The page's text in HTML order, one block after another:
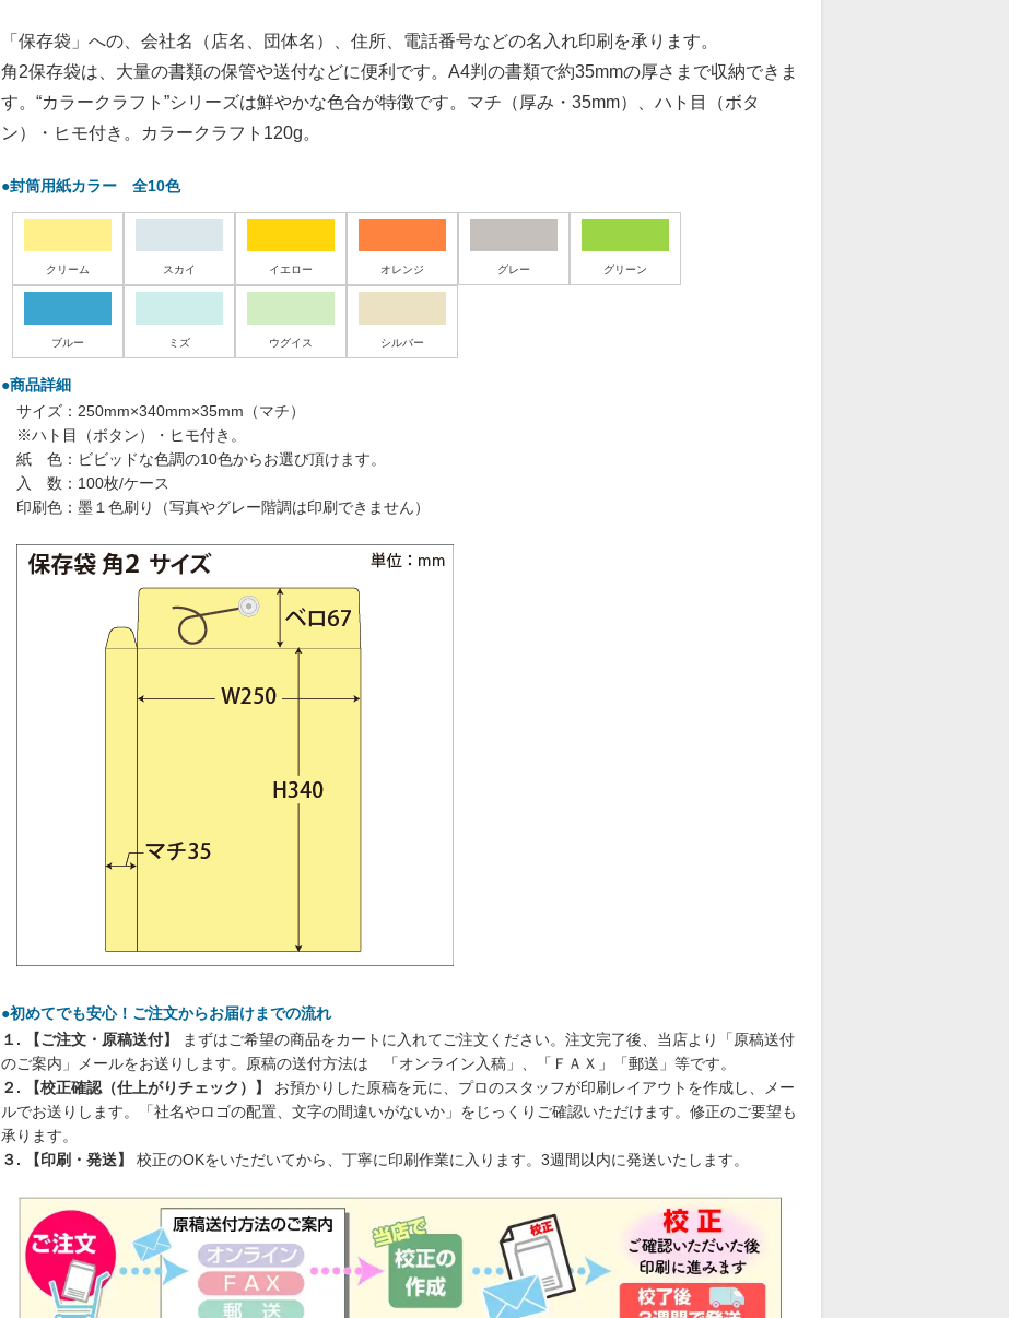
「保存袋」への、会社名（店名、団体名）、住所、電話番号などの名入れ印刷を承ります。
角2保存袋は、大量の書類の保管や送付などに便利です。A4判の書類で約35mmの厚さまで収納できま
す。“カラークラフト”シリーズは鮮やかな色合が特徴です。マチ（厚み・35mm）、ハト目（ボタ
ン）・ヒモ付き。カラークラフト120g。
●封筒用紙カラー 全10色
クリーム スカイ イエロー オレンジ グレー グリーン
ブルー ミズ ウグイス シルバー
●商品詳細
サイズ：250mm×340mm×35mm（マチ）
※ハト目（ボタン）・ヒモ付き。
紙 色：ビビッドな色調の10色からお選び頂けます。
入 数：100枚/ケース
印刷色：墨１色刷り（写真やグレー階調は印刷できません）
●初めてでも安心！ご注文からお届けまでの流れ
１. 【ご注文・原稿送付】
まずはご希望の商品をカートに入れてご注文ください。注文完了後、当店より「原稿送付
のご案内」メールをお送りします。原稿の送付方法は 「オンライン入稿」、「ＦＡＸ」「郵送」等です。
２. 【校正確認（仕上がりチェック）】
お預かりした原稿を元に、プロのスタッフが印刷レイアウトを作成し、メー
ルでお送りします。「社名やロゴの配置、文字の間違いがないか」をじっくりご確認いただけます。修正のご要望も
承ります。
３. 【印刷・発送】 校正のOKをいただいてから、丁寧に印刷作業に入ります。3週間以内に発送いたします。